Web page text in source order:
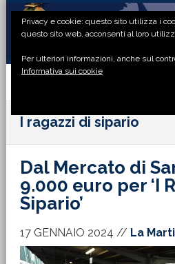
Passa
primaria
Passa
principale
Passa
laterale
Passa
di
I ragazzi di sipario
Dal Mercato di
9.000 euro per ‘I
Sipario’
17 GENNAIO 2024 // La
Privacy e cookie: questo sito utilizza i
questo sito web, acconsenti al loro
Per ulteriori informazioni, anche sul
Informativa sui cookie